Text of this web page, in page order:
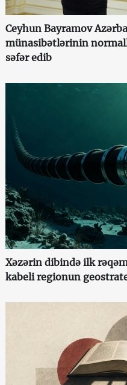
Ceyhun Bayramov
münasibətlərinin
səfər edib
Xəzərin dibində ilk
kabeli regionun